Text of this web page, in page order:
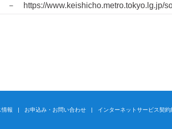
https://www.keishicho.metro.tokyo.lg.jp/
情報 お申込み・お問い合わせ インターネットサービス契約